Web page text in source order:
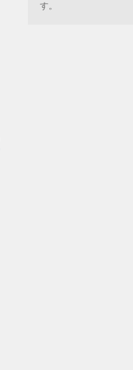
す。